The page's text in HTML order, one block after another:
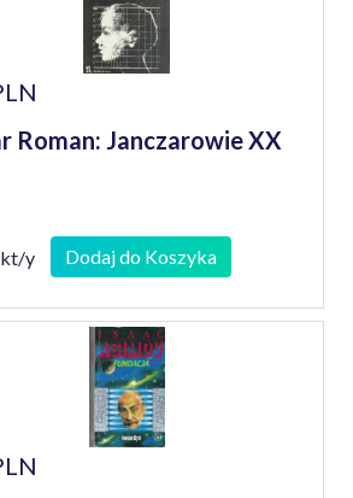
Roman: Janczarowie XX
y Dodaj do Koszyka